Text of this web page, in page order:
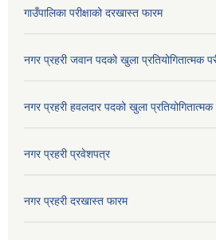
गाउँपालिका परीक्षाको दरखास्त फारम
नगर प्रहरी जवान पदको खुला प्रतियोगितात्मक
नगर प्रहरी हवलदार पदको खुला प्रतियोगितात्मक
नगर प्रहरी प्रवेशपत्र
नगर प्रहरी दरखास्त फारम